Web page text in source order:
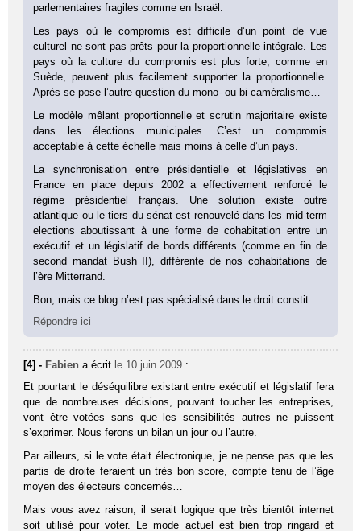
parlementaires fragiles comme en Israël.
Les pays où le compromis est difficile d’un point de vue
culturel ne sont pas prêts pour la proportionnelle intégrale. Les
pays où la culture du compromis est plus forte, comme en
Suède, peuvent plus facilement supporter la proportionnelle.
Après se pose l’autre question du mono- ou bi-caméralisme…
Le modèle mêlant proportionnelle et scrutin majoritaire existe
dans les élections municipales. C’est un compromis
acceptable à cette échelle mais moins à celle d’un pays.
La synchronisation entre présidentielle et législatives en
France en place depuis 2002 a effectivement renforcé le
régime présidentiel français. Une solution existe outre
atlantique ou le tiers du sénat est renouvelé dans les mid-term
elections aboutissant à une forme de cohabitation entre un
exécutif et un législatif de bords différents (comme en fin de
second mandat Bush II), différente de nos cohabitations de
l’ère Mitterrand.
Bon, mais ce blog n’est pas spécialisé dans le droit constit.
Répondre ici
[4] - Fabien a écrit le 10 juin 2009 :
Et pourtant le déséquilibre existant entre exécutif et législatif fera
que de nombreuses décisions, pouvant toucher les entreprises,
vont être votées sans que les sensibilités autres ne puissent
s’exprimer. Nous ferons un bilan un jour ou l’autre.
Par ailleurs, si le vote était électronique, je ne pense pas que les
partis de droite feraient un très bon score, compte tenu de l’âge
moyen des électeurs concernés…
Mais vous avez raison, il serait logique que très bientôt internet
soit utilisé pour voter. Le mode actuel est bien trop ringard et